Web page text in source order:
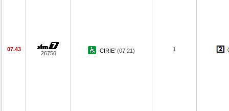
07.43
26756 CIRIE' (07.21) 1